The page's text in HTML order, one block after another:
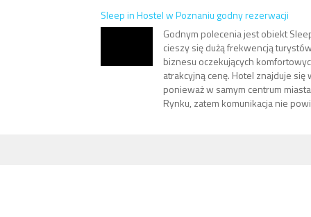
Sleep in Hostel w Poznaniu godny rezerwacji
Godnym polecenia jest obiekt
cieszy się dużą frekwencją
biznesu oczekujących
atrakcyjną cenę. Hotel znajduje
ponieważ w samym centrum
Rynku, zatem komunikacja nie